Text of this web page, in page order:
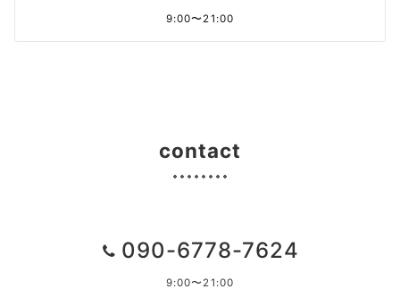
ジ
9:00〜21:00
contact
090-6778-7624
9:00〜21:00